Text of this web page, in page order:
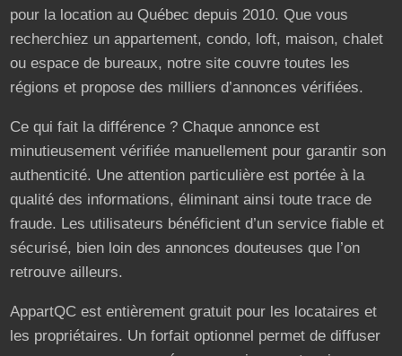
pour la location au Québec depuis 2010. Que vous
recherchiez un appartement, condo, loft, maison, chalet
ou espace de bureaux, notre site couvre toutes les
régions et propose des milliers d’annonces vérifiées.
Ce qui fait la différence ? Chaque annonce est
minutieusement vérifiée manuellement pour garantir son
authenticité. Une attention particulière est portée à la
qualité des informations, éliminant ainsi toute trace de
fraude. Les utilisateurs bénéficient d’un service fiable et
sécurisé, bien loin des annonces douteuses que l’on
retrouve ailleurs.
AppartQC est entièrement gratuit pour les locataires et
les propriétaires. Un forfait optionnel permet de diffuser